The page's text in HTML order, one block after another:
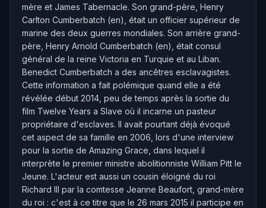
mère et James Tabernacle. Son grand-père, Henry
Carlton Cumberbatch (en), était un officier supérieur de
marine des deux guerres mondiales. Son arrière grand-
père, Henry Arnold Cumberbatch (en), était consul
général de la reine Victoria en Turquie et au Liban.
Benedict Cumberbatch a des ancêtres esclavagistes.
Cette information a fait polémique quand elle a été
révélée début 2014, peu de temps après la sortie du
film Twelve Years a Slave où il incarne un pasteur
propriétaire d'esclaves. Il avait pourtant déjà évoqué
cet aspect de sa famille en 2006, lors d'une interview
pour la sortie de Amazing Grace, dans lequel il
interprète le premier ministre abolitionniste William Pitt le
Jeune. L'acteur est aussi un cousin éloigné du roi
Richard III par la comtesse Jeanne Beaufort, grand-mère
du roi : c'est à ce titre que le 26 mars 2015 il participe en